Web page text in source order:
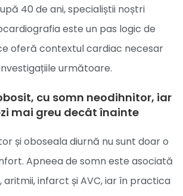
40 de ani, specialiștii noștri
este un pas logic de
oferă contextul cardiac necesar
următoare.
cu somn neodihnitor, iar
mai greu decât înainte
și oboseala diurnă nu sunt doar o
Apneea de somn este asociată
aritmii, infarct și AVC, iar în practica